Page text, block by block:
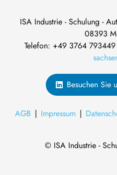
ISA Industrie - Schulung -
08393
Telefon: +49 3764
Besuchen Sie
AGB Impressum
© ISA Industrie -